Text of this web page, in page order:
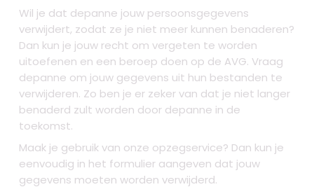
Wil je dat depanne jouw persoonsgegevens
verwijdert, zodat ze je niet meer kunnen benaderen?
Dan kun je jouw recht om vergeten te worden
uitoefenen en een beroep doen op de AVG. Vraag
depanne om jouw gegevens uit hun bestanden te
verwijderen. Zo ben je er zeker van dat je niet langer
benaderd zult worden door depanne in de
toekomst.
Maak je gebruik van onze opzegservice? Dan kun je
eenvoudig in het formulier aangeven dat jouw
gegevens moeten worden verwijderd.